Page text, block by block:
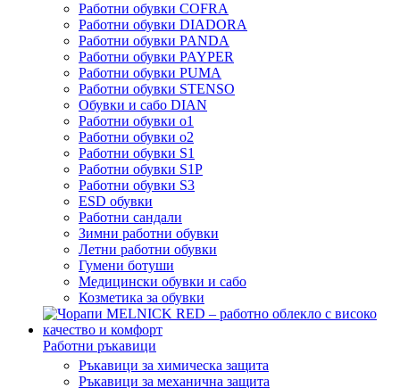
Работни обувки COFRA
Работни обувки DIADORA
Работни обувки PANDA
Работни обувки PAYPER
Работни обувки PUMA
Работни обувки STENSO
Обувки и сабо DIAN
Работни обувки o1
Работни обувки o2
Работни обувки S1
Работни обувки S1P
Работни обувки S3
ESD обувки
Работни сандали
Зимни работни обувки
Летни работни обувки
Гумени ботуши
Медицински обувки и сабо
Козметика за обувки
Работни ръкавици
Ръкавици за химическа защита
Ръкавици за механична защита